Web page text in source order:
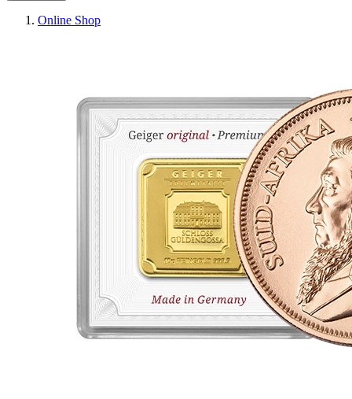
Online Shop